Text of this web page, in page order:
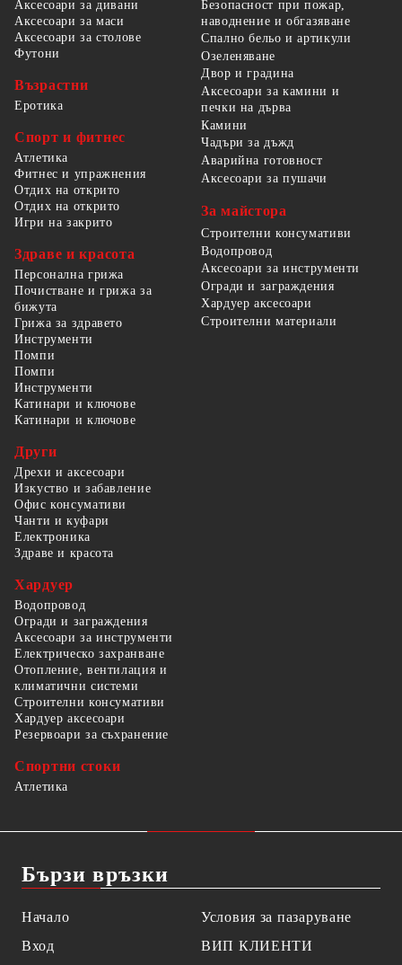
Аксесоари за дивани
Аксесоари за маси
Аксесоари за столове
Футони
Възрастни
Еротика
Спорт и фитнес
Атлетика
Фитнес и упражнения
Отдих на открито
Отдих на открито
Игри на закрито
Здраве и красота
Персонална грижа
Почистване и грижа за
бижута
Грижа за здравето
Безопасност при пожар,
наводнение и обгазяване
Спално бельо и артикули
Озеленяване
Двор и градина
Аксесоари за камини и
печки на дърва
Камини
Чадъри за дъжд
Аварийна готовност
Аксесоари за пушачи
За майстора
Строителни консумативи
Водопровод
Аксесоари за инструменти
Огради и заграждения
Хардуер аксесоари
Строителни материали
Инструменти
Помпи
Помпи
Инструменти
Катинари и ключове
Катинари и ключове
Други
Дрехи и аксесоари
Изкуство и забавление
Офис консумативи
Чанти и куфари
Електроника
Здраве и красота
Хардуер
Водопровод
Огради и заграждения
Аксесоари за инструменти
Електрическо захранване
Отопление, вентилация и
климатични системи
Строителни консумативи
Хардуер аксесоари
Резервоари за съхранение
Спортни стоки
Атлетика
Бързи връзки
Начало
Вход
Условия за пазаруване
ВИП КЛИЕНТИ